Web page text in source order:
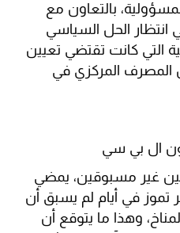
بالتعاون مع
انتظار الحل السياسي
التي كانت تقتضي تعيين
المركزي في
ال بي سي
غير مسبوقين، يمضي
تموز في أيام لم يسبق أن
وهذا ما يتوقع أن